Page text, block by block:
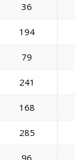
36
194
79
241
168
285
96